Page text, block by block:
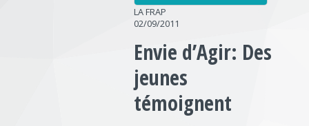
LA FRAP
02/09/2011
Envie d’Agir: Des
jeunes
témoignent